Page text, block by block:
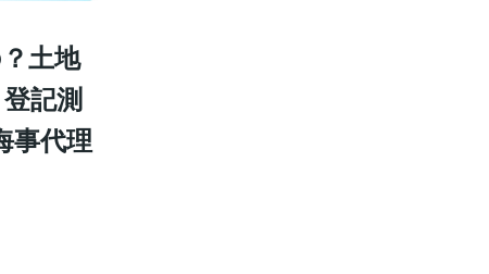
土地
記測
事代理